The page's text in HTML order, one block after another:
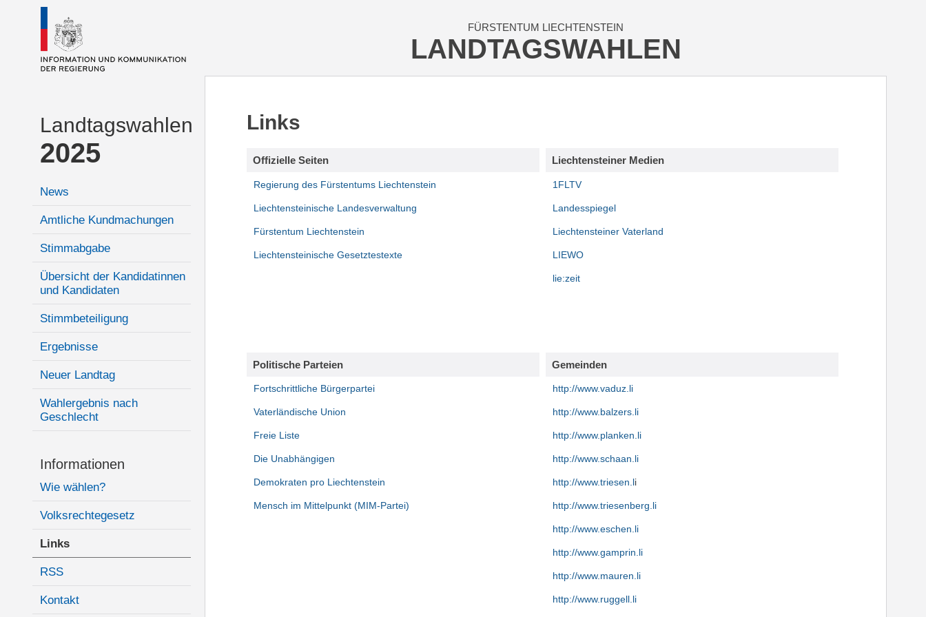
Landtagswahlen
2025
News
Amtliche Kundmachungen
Stimmabgabe
Übersicht der Kandidatinnen
und Kandidaten
Stimmbeteiligung
Ergebnisse
Neuer Landtag
Wahlergebnis nach
Geschlecht
Informationen
Wie wählen?
Volksrechtegesetz
Links
RSS
Kontakt
FÜRSTENTUM LIECHTENSTEIN
LANDTAGSWAHLEN
Links
Offizielle Seiten
Regierung des Fürstentums Liechtenstein
Liechtensteinische Landesverwaltung
Fürstentum Liechtenstein
Liechtensteinische Gesetztestexte
Liechtensteiner Medien
1FLTV
Landesspiegel
Liechtensteiner Vaterland
LIEWO
lie:zeit
Politische Parteien
Fortschrittliche Bürgerpartei
Vaterländische Union
Freie Liste
Die Unabhängigen
Demokraten pro Liechtenstein
Mensch im Mittelpunkt (MIM-Partei)
Gemeinden
http://www.vaduz.li
http://www.balzers.li
http://www.planken.li
http://www.schaan.li
http://www.triesen.li
http://www.triesenberg.li
http://www.eschen.li
http://www.gamprin.li
http://www.mauren.li
http://www.ruggell.li